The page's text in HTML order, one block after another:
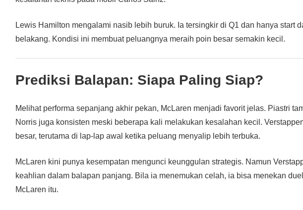
Lewis Hamilton mengalami nasib lebih buruk. Ia tersingkir di Q1 dan hanya start
belakang. Kondisi ini membuat peluangnya meraih poin besar semakin kecil.
Prediksi Balapan: Siapa Paling Siap?
Melihat performa sepanjang akhir pekan, McLaren menjadi favorit jelas. Piastri
Norris juga konsisten meski beberapa kali melakukan kesalahan kecil.
besar, terutama di lap-lap awal ketika peluang menyalip lebih terbuka.
McLaren kini punya kesempatan mengunci keunggulan strategis. Namun
keahlian dalam balapan panjang. Bila ia menemukan celah, ia bisa menekan
McLaren itu.